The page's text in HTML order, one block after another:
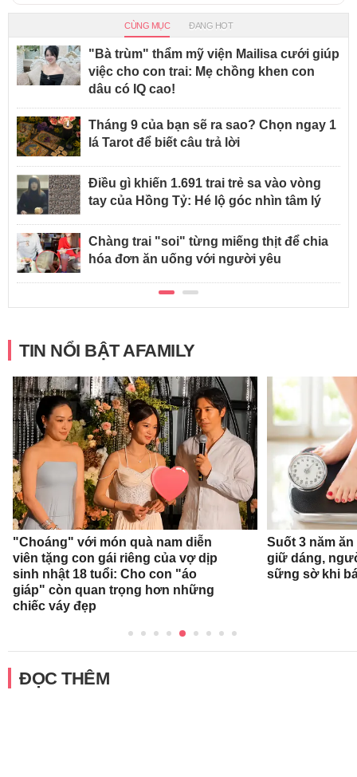
CÙNG MỤC ĐANG HOT
"Bà trùm" thẩm mỹ viện Mailisa cưới giúp
việc cho con trai: Mẹ chồng khen con
dâu có IQ cao!
Tháng 9 của bạn sẽ ra sao? Chọn ngay 1
lá Tarot để biết câu trả lời
Điều gì khiến 1.691 trai trẻ sa vào vòng
tay của Hồng Tỷ: Hé lộ góc nhìn tâm lý
Chàng trai "soi" từng miếng thịt để chia
hóa đơn ăn uống với người yêu
TIN NỔI BẬT AFAMILY
"Choáng" với món quà nam diễn
viên tặng con gái riêng của vợ dịp
sinh nhật 18 tuổi: Cho con "áo
giáp" còn quan trọng hơn những
chiếc váy đẹp
Suốt 3 năm
giữ dáng,
sững sờ khi
ĐỌC THÊM